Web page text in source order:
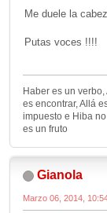
Me duele la
Putas voces !!!!
Haber es un
es encontrar, Allá
impuesto e Hiba
es un fruto
Gianola
Marzo 06, 2014,